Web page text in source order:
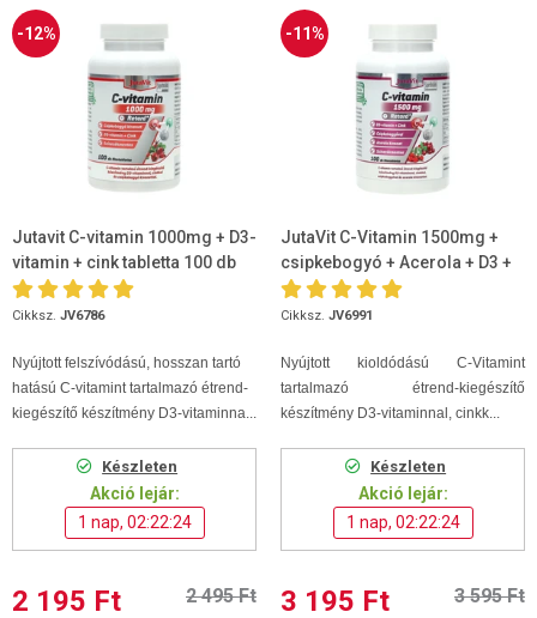
-12%
Jutavit C-vitamin 1000mg + D3-
vitamin + cink tabletta 100 db
Cikksz. JV6786
Nyújtott felszívódású, hosszan tartó
hatású C-vitamint tartalmazó étrend-
kiegészítő készítmény D3-vitaminna...
Készleten
Akció lejár:
1 nap, 02:22:24
2 195 Ft 2 495 Ft
-11%
JutaVit C-Vitamin 1500mg +
csipkebogyó + Acerola + D3 +
Cink 100db
Cikksz. JV6991
Nyújtott kioldódású C-Vitamint
tartalmazó étrend-kiegészítő
készítmény D3-vitaminnal, cinkk...
Készleten
Akció lejár:
1 nap, 02:22:24
3 195 Ft 3 595 Ft